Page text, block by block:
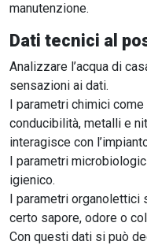
manutenzione.
Dati tecnici al
Analizzare l’acqua di
sensazioni ai dati.
I parametri chimici
conducibilità, metalli e
interagisce con
I parametri
igienico.
I parametri organolettici
certo sapore, odore o
Con questi dati si può